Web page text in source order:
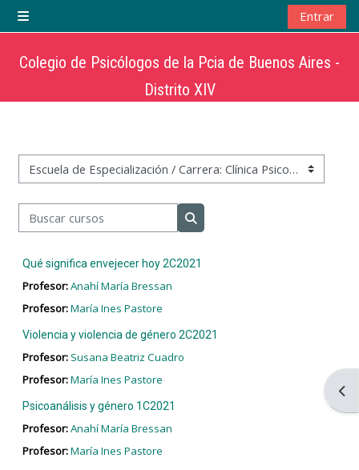
Salta al contenido principal
Panel lateral
Entrar
Colegio de Psicólogos de la Pcia de Buenos Aires -
Distrito XIV
Categorías
Buscar cursos
Buscar cursos
Qué significa envejecer hoy 2C2021
Profesor:Anahí María Bressan
Profesor:María Ines Pastore
Violencia y violencia de género 2C2021
Profesor: Susana Beatriz Cuadro
Profesor:María Ines Pastore
Psicoanálisis y género 1C2021
Profesor:Anahí María Bressan
Profesor:María Ines Pastore